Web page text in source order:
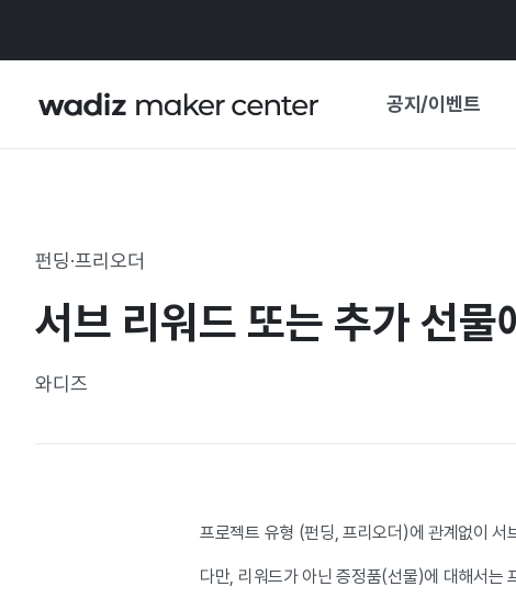
공지/이벤트
기획전 캘린더
펀딩·프리오더
서브 리워드 또는 추가 선
와디즈
프로젝트 유형 (펀딩, 프리오더)에 관계없이
다만, 리워드가 아닌 증정품(선물)에 대해서는